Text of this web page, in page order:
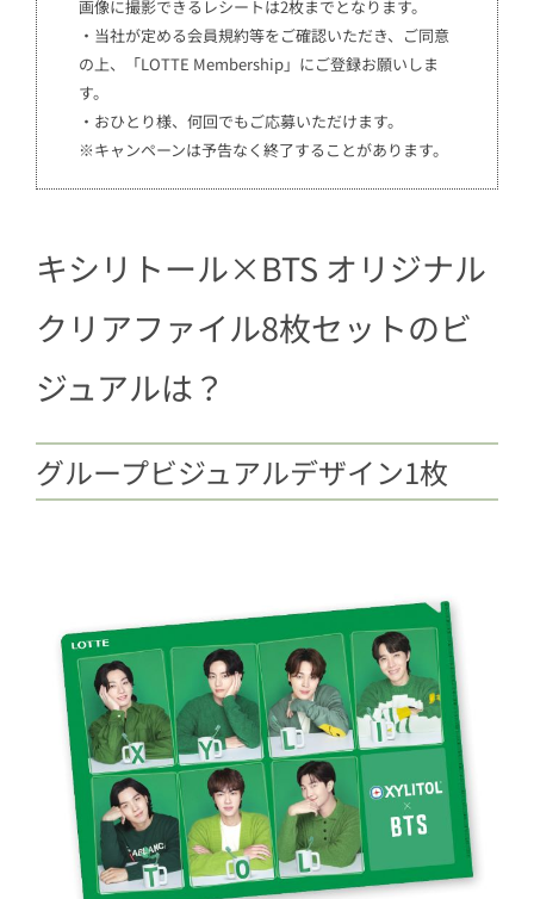
画像に撮影できるレシートは2枚までとなります。
・当社が定める会員規約等をご確認いただき、ご同意
の上、「LOTTE Membership」にご登録お願いしま
す。
・おひとり様、何回でもご応募いただけます。
※キャンペーンは予告なく終了することがあります。
キシリトール×BTS オリジナル
クリアファイル8枚セットのビ
ジュアルは？
グループビジュアルデザイン1枚